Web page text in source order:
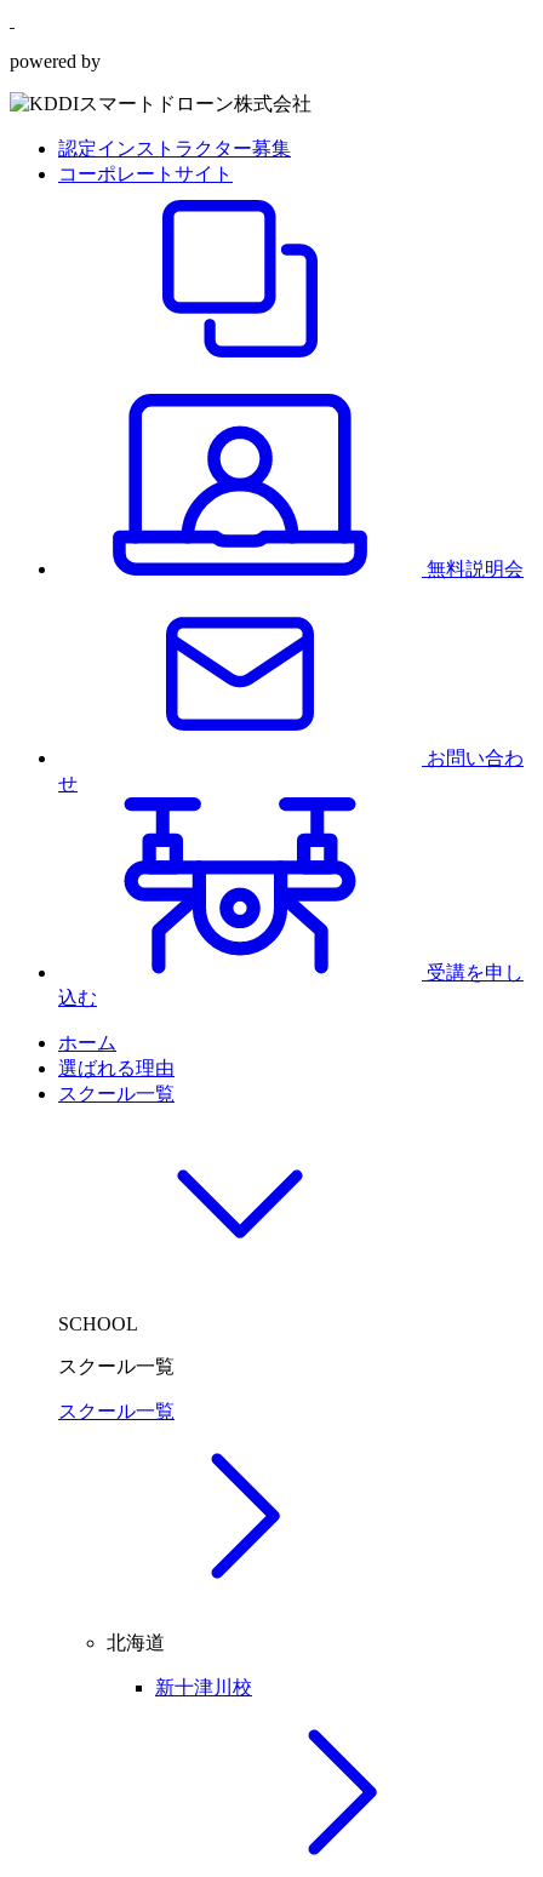
powered by
認定インストラクター募集
コーポレートサイト
無料説明会
お問い合わ
せ
受講を申し
込む
ホーム
選ばれる理由
スクール一覧
SCHOOL
スクール一覧
スクール一覧
北海道
新十津川校